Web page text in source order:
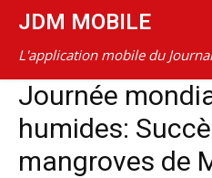
JDM MOBILE
L'application mobile du
Journée
humides:
mangroves de